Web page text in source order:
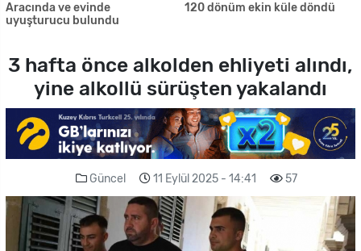
Aracında ve evinde
uyuşturucu bulundu
120 dönüm ekin küle döndü
3 hafta önce alkolden ehliyeti alındı,
yine alkollü sürüşten yakalandı
Güncel 11 Eylül 2025 - 14:41 57